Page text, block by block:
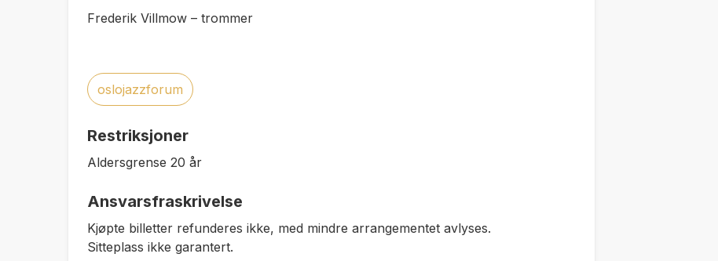
Frederik Villmow – trommer
oslojazzforum
Restriksjoner
Aldersgrense 20 år
Ansvarsfraskrivelse
Kjøpte billetter refunderes ikke, med mindre arrangementet avlyses.
Sitteplass ikke garantert.